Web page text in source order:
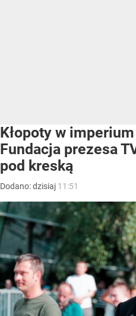
Kłopoty w
Fundacja prezesa
pod kreską
Dodano:dzisiaj 11:51